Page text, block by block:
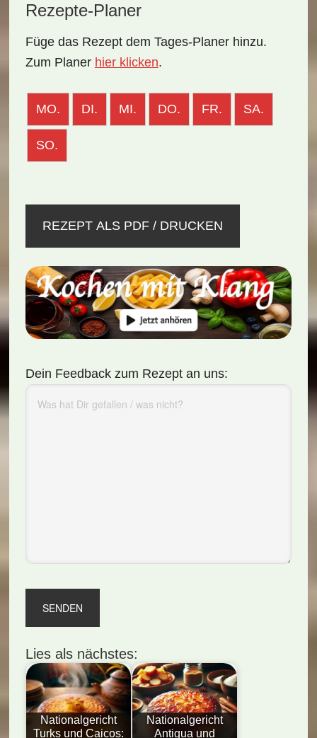
Rezepte-Planer
Füge das Rezept dem Tages-Planer hinzu.
Zum Planer hier klicken.
MO. DI. MI. DO. FR. SA.
SO.
REZEPT ALS PDF / DRUCKEN
Dein Feedback zum Rezept an uns:
Lies als nächstes:
Nationalgericht
Turks und Caicos:
Nationalgericht
Antigua und